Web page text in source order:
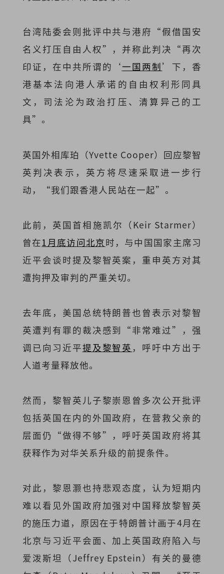
台湾陆委会则批评中共与港府“假借国安
名义打压自由人权”，并称此判决“再次
印证，在中共所谓的‘一国两制’下，香
港基本法向港人承诺的自由权利形同具
文，司法沦为政治打压、清算异己的工
具”。
英国外相库珀（Yvette Cooper）回应黎智
英判决表示，英方将尽速采取进一步行
动，“我们跟香港人民站在一起”。
此前，英国首相施凯尔（Keir Starmer）
曾在1月底访问北京时，与中国国家主席习
近平会谈时提及黎智英案，重申英方对其
遭拘押及审判的严重关切。
去年底，美国总统特朗普也曾表示对黎智
英遭判有罪的裁决感到“非常难过”，强
调已向习近平提及黎智英 ，呼吁中方出于
人道考量释放他。
然而，黎智英儿子黎崇恩曾多次公开批评
包括英国在内的外国政府，在营救父亲的
层面仍“做得不够”，呼吁英国政府将其
获释作为对华关系升级的前提条件。
对此，黎恩灏也持悲观态度，认为短期内
难以看见外国政府加强对中国释放黎智英
的施压力道，原因在于特朗普计画于4月在
北京与习近平会面、加上英国政府陷入与
爱泼斯坦（Jeffrey Epstein）有关的曼德